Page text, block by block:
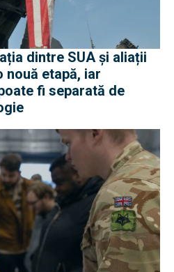
dintre SUA și aliații
etapă, iar
fi separată de